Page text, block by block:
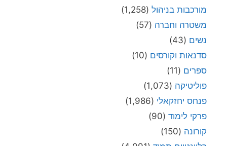
מורכבות בניהול (1,258)
משטרה וחברה (57)
נשים (43)
סדנאות וקורסים (10)
ספרים (11)
פוליטיקה (1,073)
פנחס יחזקאלי (1,986)
פרקי לימוד (90)
קורונה (150)